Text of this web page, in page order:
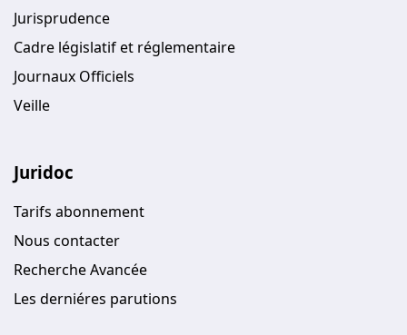
Jurisprudence
Cadre législatif et réglementaire
Journaux Officiels
Veille
Juridoc
Tarifs abonnement
Nous contacter
Recherche Avancée
Les derniéres parutions